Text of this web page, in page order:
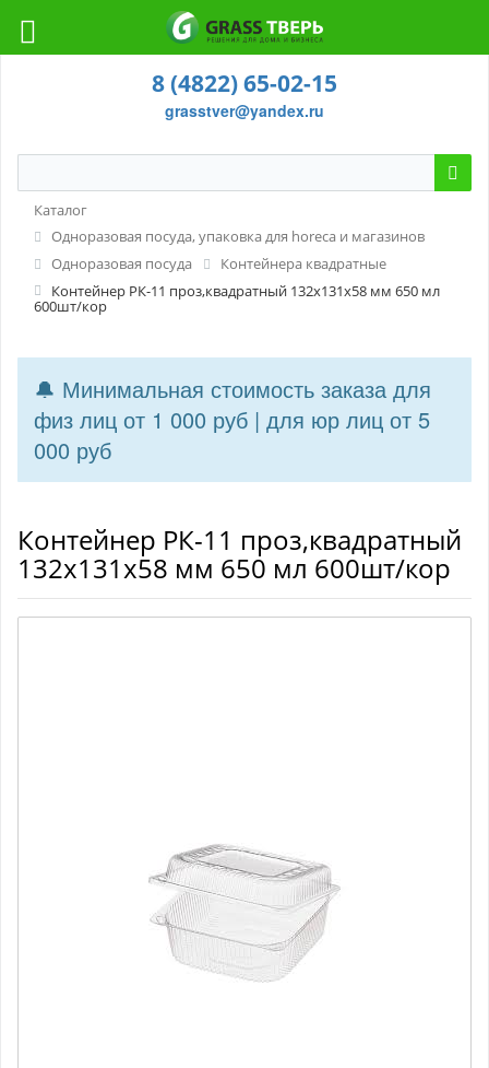
8 (4822) 65-02-15
grasstver@yandex.ru
Каталог
Одноразовая посуда, упаковка для horeca и магазинов
Одноразовая посуда
Контейнера квадратные
Контейнер РК-11 проз,квадратный 132х131х58 мм 650 мл
600шт/кор
🔔 Минимальная стоимость заказа для
физ лиц от 1 000 руб | для юр лиц от 5
000 руб
Контейнер РК-11 проз,квадратный
132х131х58 мм 650 мл 600шт/кор